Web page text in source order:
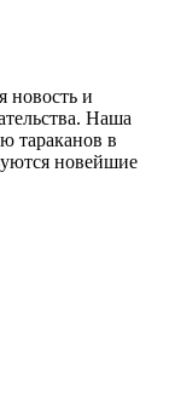
новость и
Наша
тараканов в
новейшие